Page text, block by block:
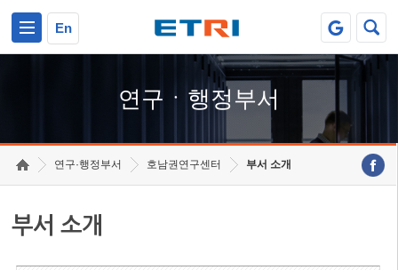
En
연구ㆍ행정부서
연구·행정부서 호남권연구센터 부서 소개
부서 소개